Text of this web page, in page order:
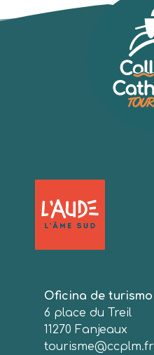
Oficina de turismo
6 place du Treil
11270 Fanjeaux
tourisme@ccplm.fr